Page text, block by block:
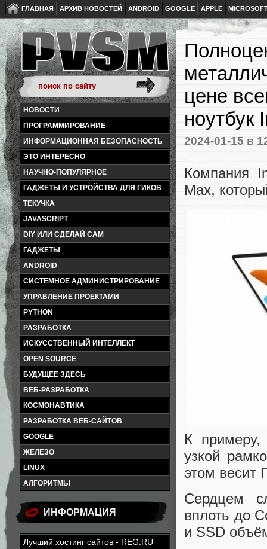
ГЛАВНАЯ АРХИВ НОВОСТЕЙ ANDROID GOOGLE APPLE
НОВОСТИ
ПРОГРАММИРОВАНИЕ
ИНФОРМАЦИОННАЯ БЕЗОПАСНОСТЬ
ЭТО ИНТЕРЕСНО
НАУЧНО-ПОПУЛЯРНОЕ
ГАДЖЕТЫ И УСТРОЙСТВА ДЛЯ ГИКОВ
ТЕКУЧКА
JAVASCRIPT
DIY ИЛИ СДЕЛАЙ САМ
ГАДЖЕТЫ
ANDROID
СИСТЕМНОЕ АДМИНИСТРИРОВАНИЕ
УПРАВЛЕНИЕ ПРОЕКТАМИ
PYTHON
РАЗРАБОТКА
ИСКУССТВЕННЫЙ ИНТЕЛЛЕКТ
OPEN SOURCE
БУДУЩЕЕ ЗДЕСЬ
ВЕБ-РАЗРАБОТКА
КОСМОНАВТИКА
РАЗРАБОТКА ВЕБ-САЙТОВ
GOOGLE
ЖЕЛЕЗО
LINUX
АЛГОРИТМЫ
ИНФОРМАЦИЯ
Лучший хостинг сайтов - REG.RU
цене
ноутбук
2024-01-15 в
Компания
Max,
К примеру,
узкой
этом весит
Сердцем
вплоть до
и SSD